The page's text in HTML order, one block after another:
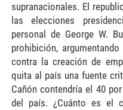
supranacionales. El
las elecciones
personal de George W.
prohibición,
contra la creación de
quita al país una fuente
Cañón contendría el 40
del país. ¿Cuánto es el